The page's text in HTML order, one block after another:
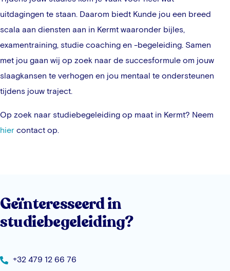
uitdagingen te staan. Daarom biedt Kunde jou een breed
scala aan diensten aan in Kermt waaronder bijles,
examentraining, studie coaching en -begeleiding. Samen
met jou gaan wij op zoek naar de succesformule om jouw
slaagkansen te verhogen en jou mentaal te ondersteunen
tijdens jouw traject.
Op zoek naar studiebegeleiding op maat in Kermt? Neem
hier contact op.
Geïnteresseerd in
studiebegeleiding?
+32 479 12 66 76